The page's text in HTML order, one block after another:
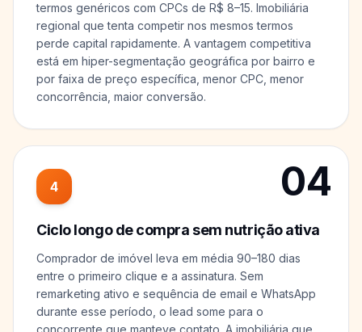
termos genéricos com CPCs de R$ 8–15. Imobiliária
regional que tenta competir nos mesmos termos
perde capital rapidamente. A vantagem competitiva
está em hiper-segmentação geográfica por bairro e
por faixa de preço específica, menor CPC, menor
concorrência, maior conversão.
04
4
Ciclo longo de compra sem nutrição ativa
Comprador de imóvel leva em média 90–180 dias
entre o primeiro clique e a assinatura. Sem
remarketing ativo e sequência de email e WhatsApp
durante esse período, o lead some para o
concorrente que manteve contato. A imobiliária que